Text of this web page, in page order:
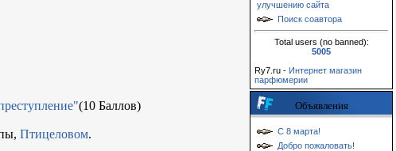
(10 Баллов)
Птицеловом.
улучшению сайта
Поиск соавтора
Total users (no banned):
5005
Ry7.ru - Интернет магазин
парфюмерии
Объявления
С 8 марта!
Добро пожаловать!